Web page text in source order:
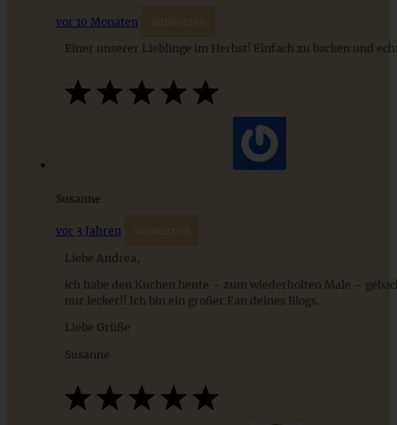
Apfel-Mascarpone-Torte mit Mandelboden
Mediterran gewürztes Gemüse auf cremigem Tahini-
Minz-Joghurt
vor 10 Monaten Antworten
Einer unserer Lieblinge im Herbst! Einfach zu backen und
Susanne
vor 3 Jahren Antworten
Liebe Andrea,
ich habe den Kuchen heute – zum wiederholten Male –
nur lecker!! Ich bin ein großer Fan deines Blogs.
Liebe Grüße
Susanne